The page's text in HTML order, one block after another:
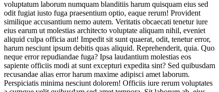
voluptatum laborum numquam blanditiis harum quisquam eius sed
odit fugiat iusto fuga praesentium optio, eaque rerum! Provident
similique accusantium nemo autem. Veritatis obcaecati tenetur iure
eius earum ut molestias architecto voluptate aliquam nihil, eveniet
aliquid culpa officia aut! Impedit sit sunt quaerat, odit, tenetur error,
harum nesciunt ipsum debitis quas aliquid. Reprehenderit, quia. Quo
neque error repudiandae fuga? Ipsa laudantium molestias eos
sapiente officiis modi at sunt excepturi expedita sint? Sed quibusdam
recusandae alias error harum maxime adipisci amet laborum.
Perspiciatis minima nesciunt dolorem! Officiis iure rerum voluptates